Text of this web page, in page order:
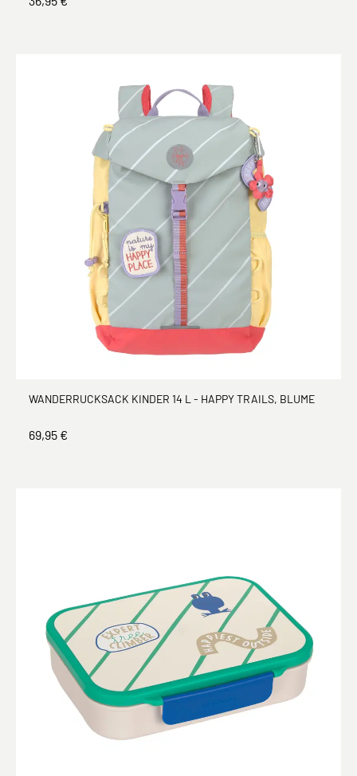
WANDERRUCKSACK KINDER 14 L - HAPPY TRAILS, BLUME
69,95 €